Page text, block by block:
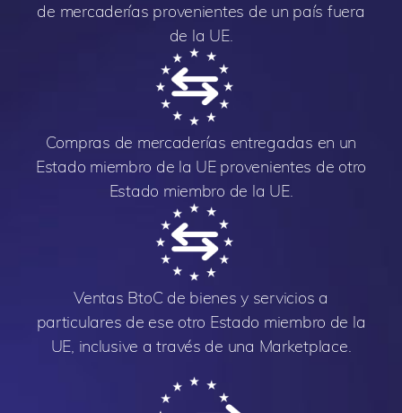
de mercaderías provenientes de un país fuera
de la UE.
Compras de mercaderías entregadas en un
Estado miembro de la UE provenientes de otro
Estado miembro de la UE.
Ventas BtoC de bienes y servicios a
particulares de ese otro Estado miembro de la
UE, inclusive a través de una Marketplace.